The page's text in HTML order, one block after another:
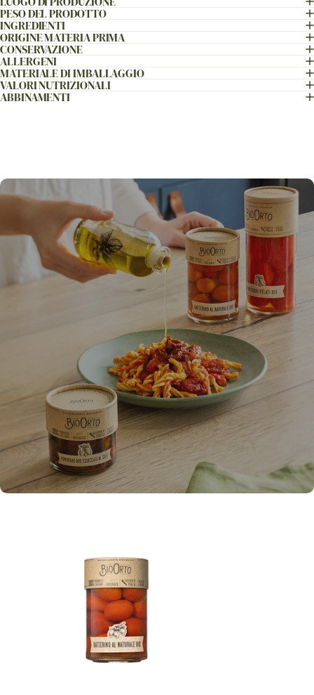
PESO DEL PRODOTTO
INGREDIENTI
ORIGINE MATERIA PRIMA
CONSERVAZIONE
ALLERGENI
MATERIALE DI IMBALLAGGIO
VALORI NUTRIZIONALI
ABBINAMENTI
Primo piatto dal sapore delicato, ideale per una
cena estiva e ricco di ingredienti genuini.
Per realizzare il condimento, noi ti proponiamo un
mix di pomodori pelati, datterini rossi e pomodori